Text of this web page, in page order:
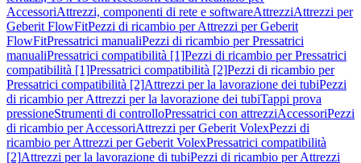
AccessoriAttrezzi, componenti di rete e softwareAttrezziAttrezzi per
Geberit FlowFitPezzi di ricambio per Attrezzi per Geberit
FlowFitPressatrici manualiPezzi di ricambio per Pressatrici
manualiPressatrici compatibilità [1]Pezzi di ricambio per Pressatrici
compatibilità [1]Pressatrici compatibilità [2]Pezzi di ricambio per
Pressatrici compatibilità [2]Attrezzi per la lavorazione dei tubiPezzi
di ricambio per Attrezzi per la lavorazione dei tubiTappi prova
pressioneStrumenti di controlloPressatrici con attrezziAccessoriPezzi
di ricambio per AccessoriAttrezzi per Geberit VolexPezzi di
ricambio per Attrezzi per Geberit VolexPressatrici compatibilità
[2]Attrezzi per la lavorazione di tubiPezzi di ricambio per Attrezzi